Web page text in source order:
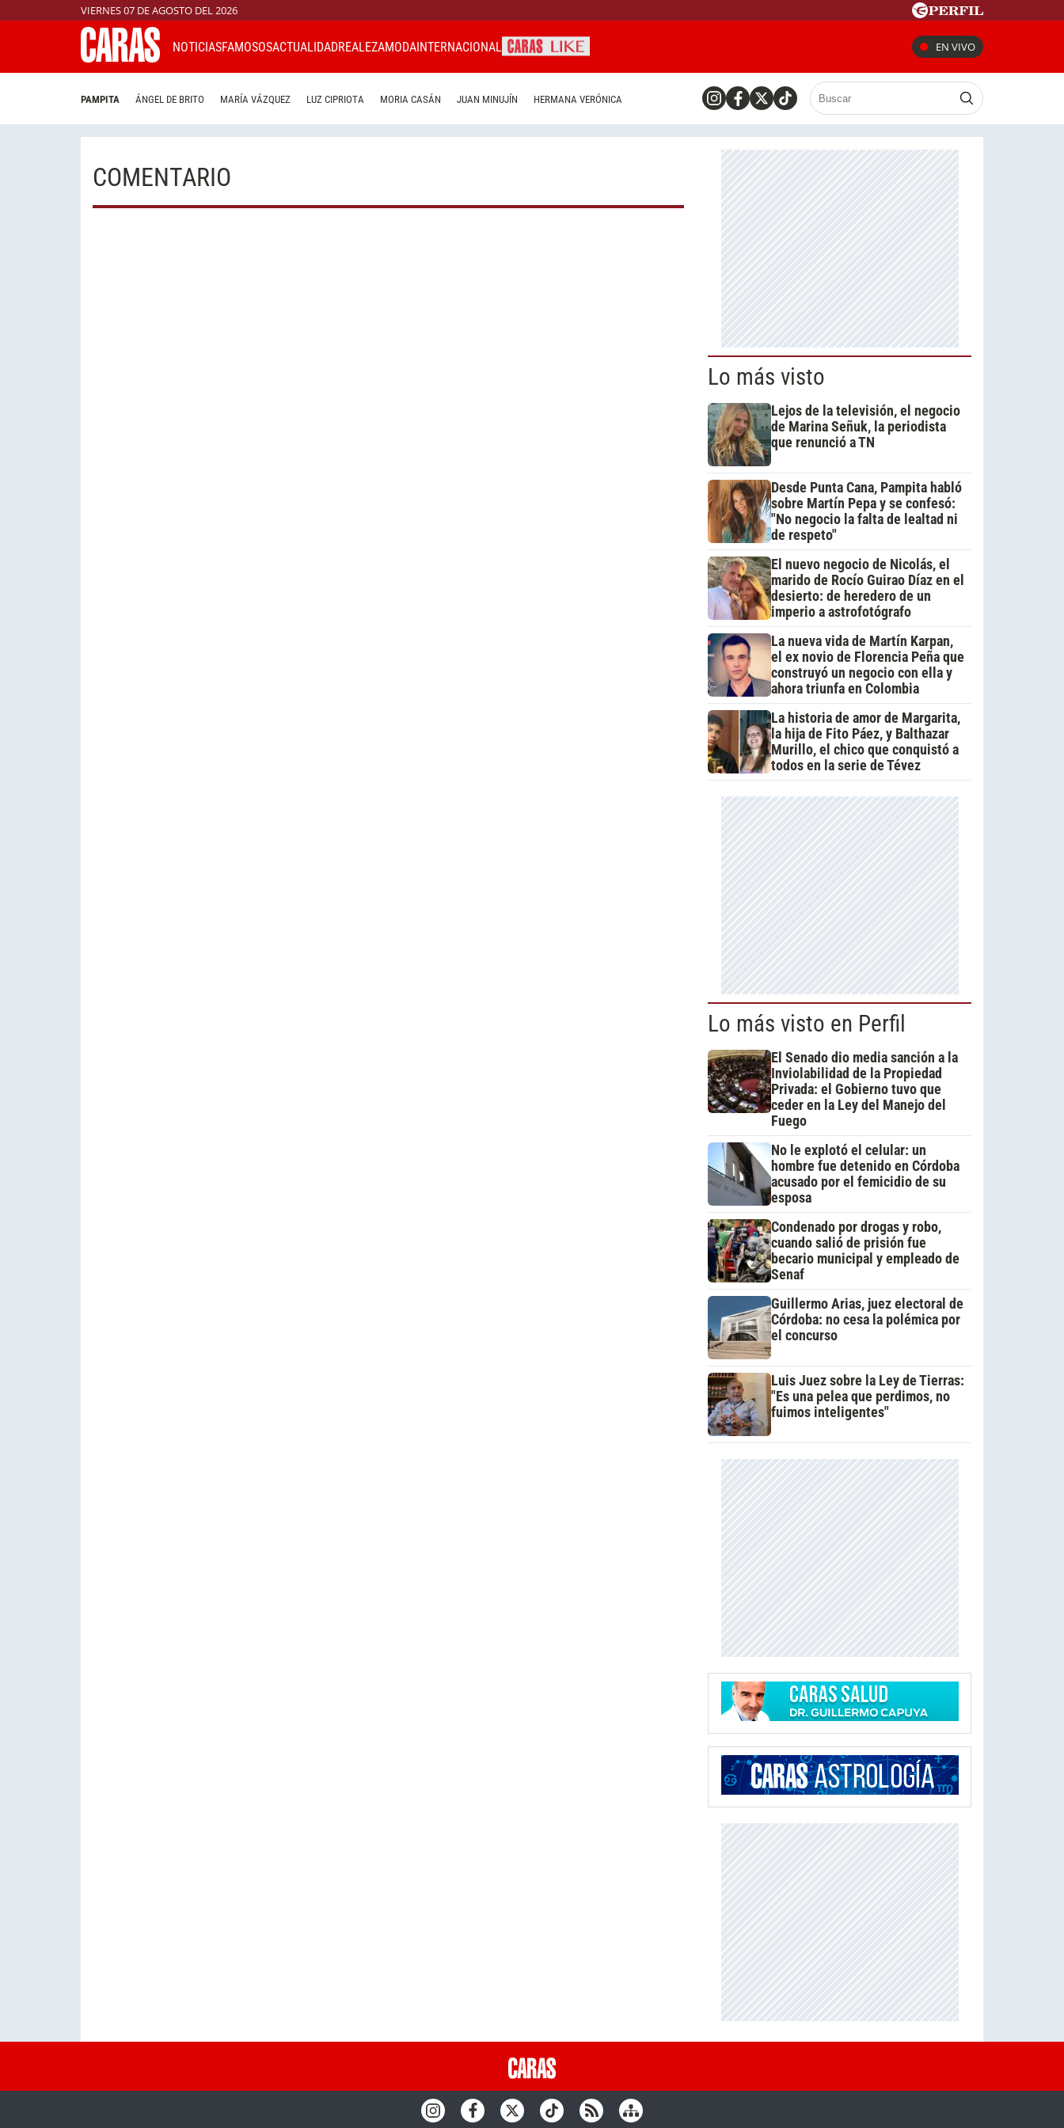
VIERNES 07 DE AGOSTO DEL 2026
NOTICIASFAMOSOSACTUALIDADREALEZAMODAINTERNACIONAL EN VIVO
PAMPITA ÁNGEL DE BRITO MARÍA VÁZQUEZ LUZ CIPRIOTA MORIA CASÁN JUAN MINUJÍN HERMANA VERÓNICA
COMENTARIO
Lo más visto
Lejos de la televisión, el negocio
de Marina Señuk, la periodista
que renunció a TN
Desde Punta Cana, Pampita habló
sobre Martín Pepa y se confesó:
"No negocio la falta de lealtad ni
de respeto"
El nuevo negocio de Nicolás, el
marido de Rocío Guirao Díaz en el
desierto: de heredero de un
imperio a astrofotógrafo
La nueva vida de Martín Karpan,
el ex novio de Florencia Peña que
construyó un negocio con ella y
ahora triunfa en Colombia
La historia de amor de Margarita,
la hija de Fito Páez, y Balthazar
Murillo, el chico que conquistó a
todos en la serie de Tévez
Lo más visto en Perfil
El Senado dio media sanción a la
Inviolabilidad de la Propiedad
Privada: el Gobierno tuvo que
ceder en la Ley del Manejo del
Fuego
No le explotó el celular: un
hombre fue detenido en Córdoba
acusado por el femicidio de su
esposa
Condenado por drogas y robo,
cuando salió de prisión fue
becario municipal y empleado de
Senaf
Guillermo Arias, juez electoral de
Córdoba: no cesa la polémica por
el concurso
Luis Juez sobre la Ley de Tierras:
"Es una pelea que perdimos, no
fuimos inteligentes"